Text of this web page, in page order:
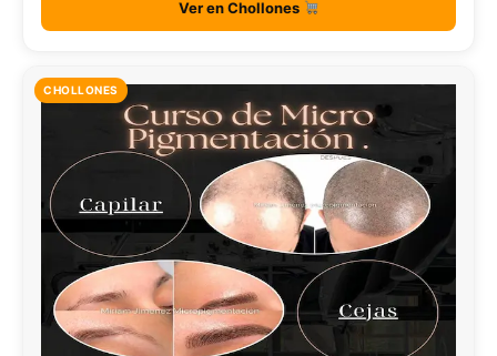
Ver en Chollones
CHOLLONES